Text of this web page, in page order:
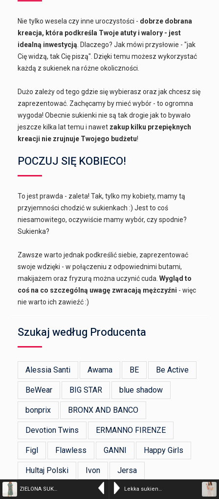
ZIELONA SUKIENKA W KWIATY – kolor n/a – 277-24190 MILITA Lekka sukienka w kwiaty – kolor n/a – 196-22060AB SABB
Nie tylko wesela czy inne uroczystości - dobrze dobrana
kreacja, która podkreśla Twoje atuty i walory - jest
idealną inwestycją . Dlaczego? Jak mówi przysłowie - "jak
Cię widzą, tak Cię piszą". Dzięki temu możesz wykorzystać
każdą z sukienek na różne okoliczności.
Dużo zależy od tego gdzie się wybierasz oraz jak chcesz się
zaprezentować. Zachęcamy by mieć wybór - to ogromna
wygoda! Obecnie sukienki nie są tak drogie jak to bywało
jeszcze kilka lat temu i nawet zakup kilku przepięknych
kreacji nie zrujnuje Twojego budżetu!
POCZUJ SIĘ KOBIECO!
To jest prawda - zaleta! Tak, tylko my kobiety, mamy tą
przyjemności chodzić w sukienkach :) Jest to coś
niesamowitego, oczywiście mamy wybór, czy spodnie?
Sukienka?
Zawsze warto jednak podkreślić siebie, zaprezentować
swoje wdzięki - w połączeniu z odpowiednimi butami,
makijażem oraz fryzurą można uczynić cuda.Wygląd to
coś na co szczególną uwagę zwracają mężczyźni - więc
nie warto ich zawieźć :)
Szukaj według Producenta
Alessia Santi Awama BE Be Active
BeWear BIG STAR blue shadow
bonprix BRONX AND BANCO
Devotion Twins ERMANNO FIRENZE
Figl Flawless GANNI Happy Girls
Hultaj Polski Ivon Jersa
KAREN ARCANJO KARKO Katrus